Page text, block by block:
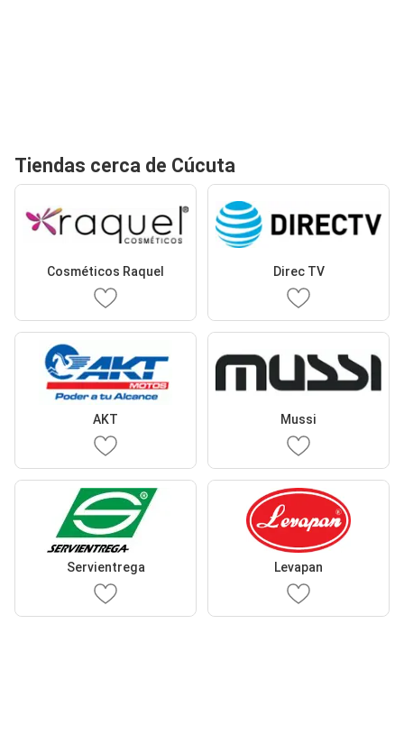
Tiendas cerca de Cúcuta
Cosméticos Raquel Direc TV
AKT Mussi
Servientrega Levapan